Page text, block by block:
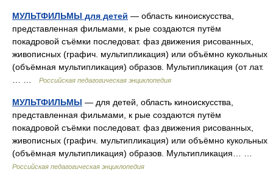
МУЛЬТФИЛЬМЫ для детей — область киноискусства,
представленная фильмами, к рые создаются путём
покадровой съёмки последоват. фаз движения рисованных,
живописных (графич. мультипликация) или объёмно кукольных
(объёмная мультипликация) образов. Мультипликация (от лат.
Российская педагогическая энциклопедия
МУЛЬТФИЛЬМЫ — для детей, область киноискусства,
представленная фильмами, к рые создаются путём
покадровой съёмки последоват. фаз движения рисованных,
живописных (графич. мультипликация) или объёмно кукольных
(объёмная мультипликация) образов. Мультипликация… …
Российская педагогическая энциклопедия